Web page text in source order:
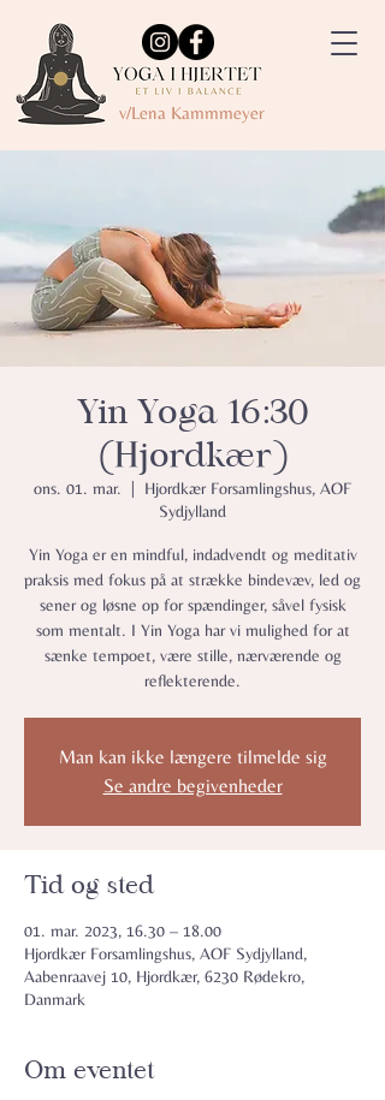
v/Lena Kammmeyer
Yin Yoga 16:30
(Hjordkær)
ons. 01. mar.
Hjordkær Forsamlingshus, AOF
Sydjylland
Yin Yoga er en mindful, indadvendt og meditativ
praksis med fokus på at strække bindevæv, led og
sener og løsne op for spændinger, såvel fysisk
som mentalt. I Yin Yoga har vi mulighed for at
sænke tempoet, være stille, nærværende og
reflekterende.
Man kan ikke længere tilmelde sig
Se andre begivenheder
Tid og sted
01. mar. 2023, 16.30 – 18.00
Hjordkær Forsamlingshus, AOF Sydjylland,
Aabenraavej 10, Hjordkær, 6230 Rødekro,
Danmark
Om eventet